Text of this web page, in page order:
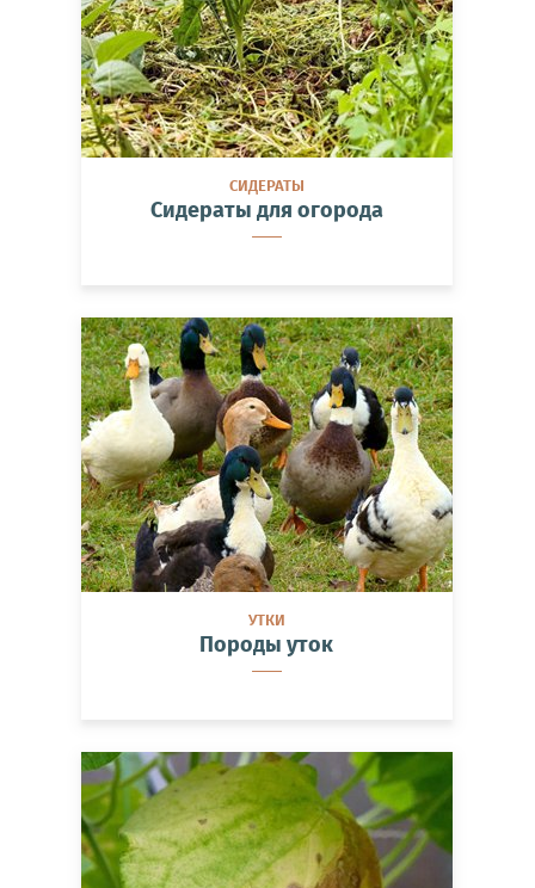
СИДЕРАТЫ
Сидераты для огорода
УТКИ
Породы уток